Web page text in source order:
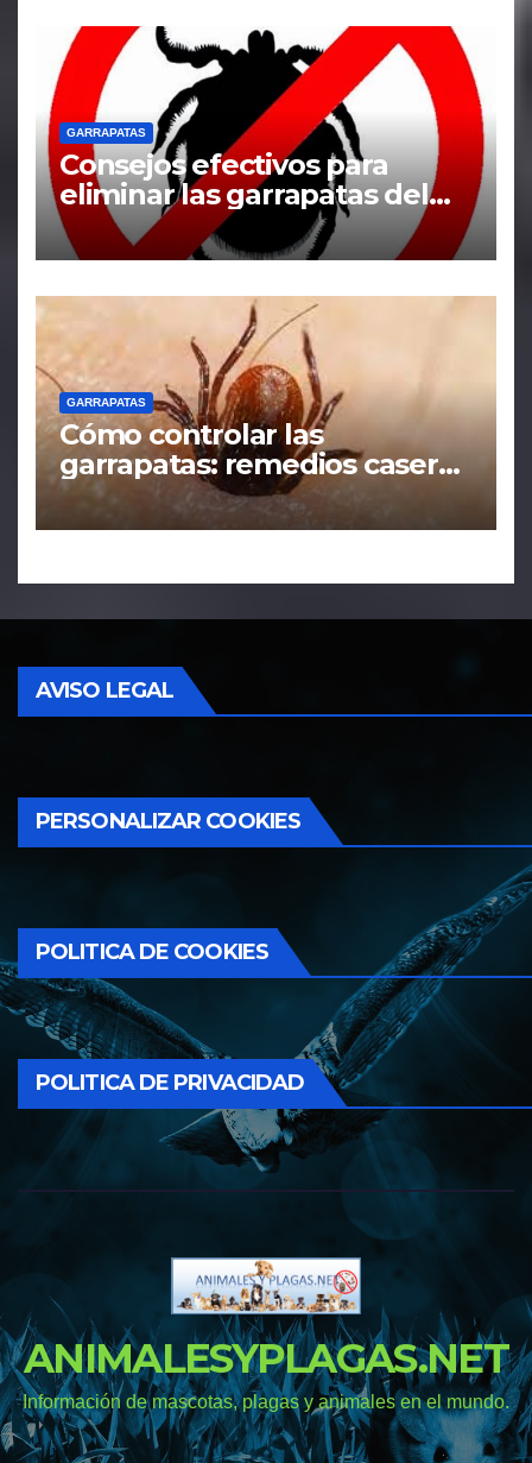
GARRAPATAS
Consejos efectivos para
eliminar las garrapatas del
hogar
GARRAPATAS
Cómo controlar las
garrapatas: remedios caseros
y tácticas efectivas
AVISO LEGAL
PERSONALIZAR COOKIES
POLITICA DE COOKIES
POLITICA DE PRIVACIDAD
ANIMALESYPLAGAS.NET
Información de mascotas, plagas y animales en el mundo.